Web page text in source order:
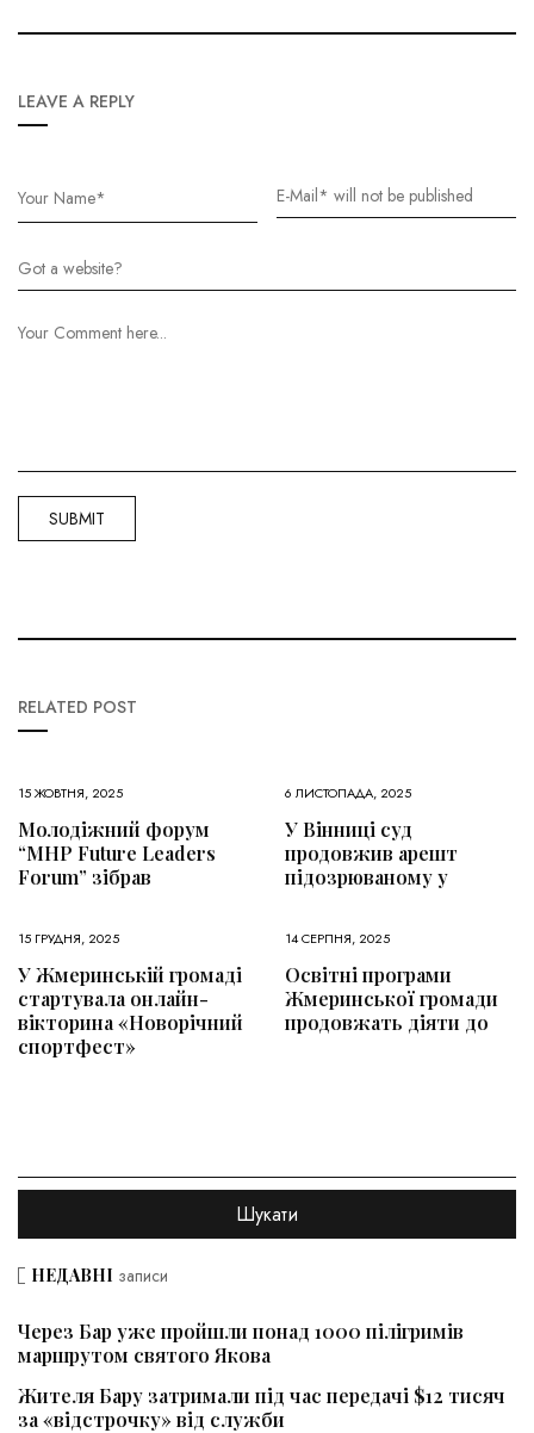
LEAVE A REPLY
RELATED POST
15 ЖОВТНЯ, 2025
Молодіжний форум
“MHP Future Leaders
Forum” зібрав
6 ЛИСТОПАДА, 2025
У Вінниці суд
продовжив арешт
підозрюваному у
15 ГРУДНЯ, 2025
У Жмеринській громаді
стартувала онлайн-
вікторина «Новорічний
спортфест»
14 СЕРПНЯ, 2025
Освітні програми
Жмеринської громади
продовжать діяти до
НЕДАВНІ записи
Через Бар уже пройшли понад 1000 пілігримів
маршрутом святого Якова
Жителя Бару затримали під час передачі $12 тисяч
за «відстрочку» від служби